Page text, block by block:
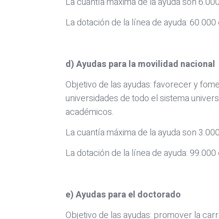
La dotación de la línea de ayuda:
d) Ayudas para la movilidad nacional
Objetivo de las ayudas: favorecer y
universidades de todo el sistema
académicos.
La cuantía máxima de la ayuda son
La dotación de la línea de ayuda:
e) Ayudas para el doctorado
Objetivo de las ayudas: promover la